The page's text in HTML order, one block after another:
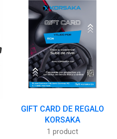
GIFT CARD DE REGALO
KORSAKA
1 product